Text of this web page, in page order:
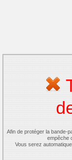
Afin de protéger la bande-
empêche
Vous serez